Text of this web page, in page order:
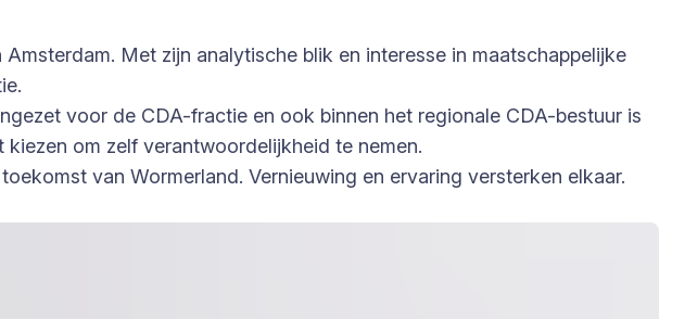
Met zijn analytische blik en interesse in maatschappelijke
voor de CDA-fractie en ook binnen het regionale CDA-bestuur is
om zelf verantwoordelijkheid te nemen.
van Wormerland. Vernieuwing en ervaring versterken elkaar.